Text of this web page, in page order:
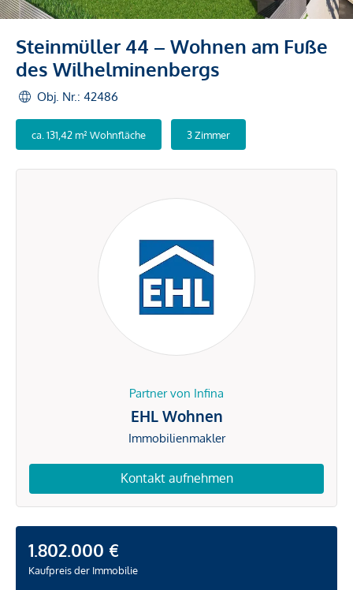
Steinmüller 44 – Wohnen am Fuße
des Wilhelminenbergs
Obj. Nr.: 42486
ca. 131,42 m² Wohnfläche 3 Zimmer
Partner von Infina
EHL Wohnen
Immobilienmakler
Kontakt aufnehmen
1.802.000 €
Kaufpreis der Immobilie